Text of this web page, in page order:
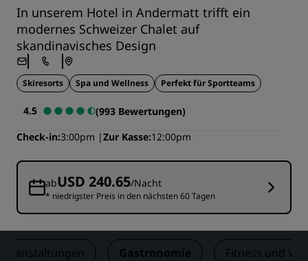
In unserem Hotel in Andermatt trifft ein
modernes Schweizer Chalet auf
skandinavisches Design
Skiresorts Spa und Wellness Perfekt für Sportteams
4.5
(993 Bewertungen)
Check-in 3:00pm Zur Kasse 12:00pm
abUSD 240.65/Nacht
* niedrigster Preis in den nächsten 60 Tagen
Gastronomie Fitness und